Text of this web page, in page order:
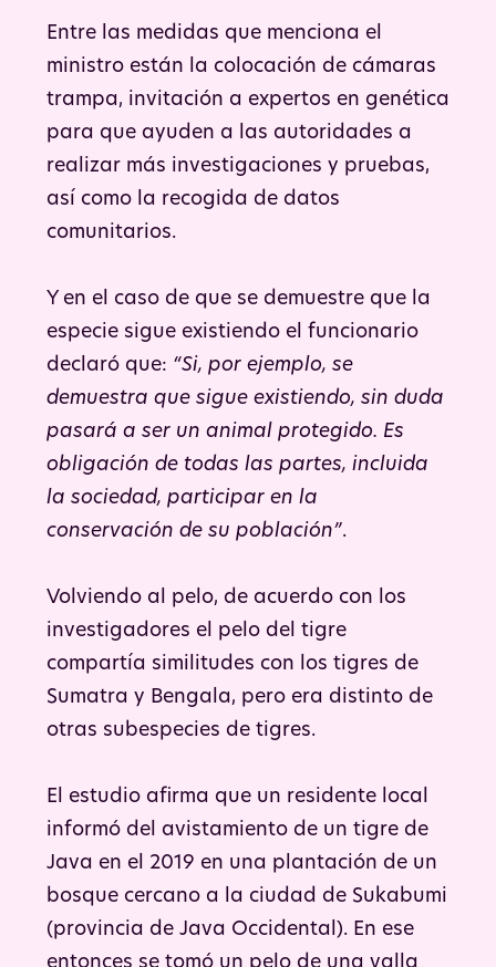
Entre las medidas que menciona el
ministro están la colocación de cámaras
trampa, invitación a expertos en genética
para que ayuden a las autoridades a
realizar más investigaciones y pruebas,
así como la recogida de datos
comunitarios.
Y en el caso de que se demuestre que la
especie sigue existiendo el funcionario
declaró que: “Si, por ejemplo, se
demuestra que sigue existiendo, sin duda
pasará a ser un animal protegido. Es
obligación de todas las partes, incluida
la sociedad, participar en la
conservación de su población”.
Volviendo al pelo, de acuerdo con los
investigadores el pelo del tigre
compartía similitudes con los tigres de
Sumatra y Bengala, pero era distinto de
otras subespecies de tigres.
El estudio afirma que un residente local
informó del avistamiento de un tigre de
Java en el 2019 en una plantación de un
bosque cercano a la ciudad de Sukabumi
(provincia de Java Occidental). En ese
entonces se tomó un pelo de una valla